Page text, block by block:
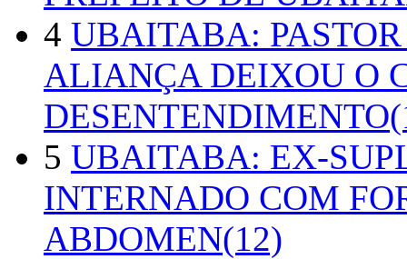
4 UBAITABA:
ALIANÇA DEIXOU O
5 UBAITABA: EX-
INTERNADO COM
ABDOMEN(12)